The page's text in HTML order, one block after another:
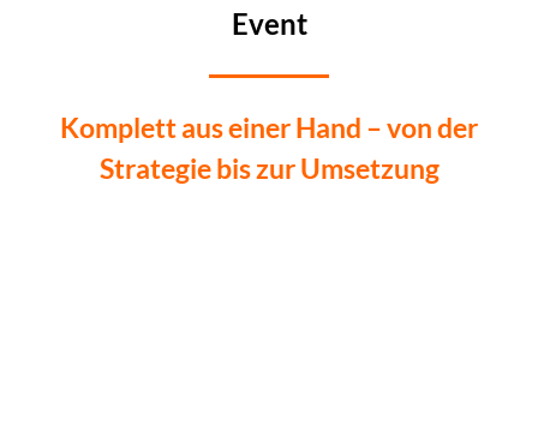
Event
Komplett aus einer Hand – von der
Strategie bis zur Umsetzung